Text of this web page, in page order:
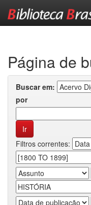
Página de
Buscar em:
por
Filtros correntes: